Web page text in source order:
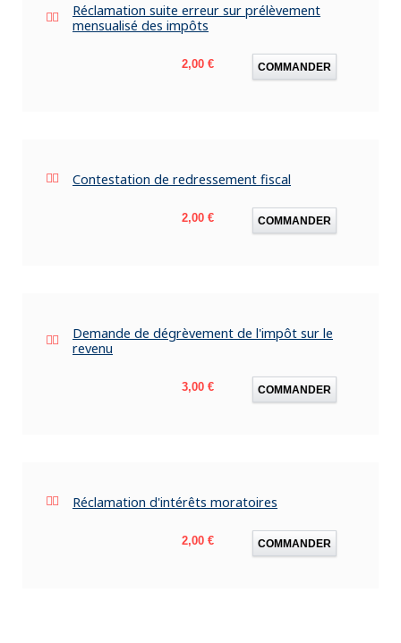
Réclamation suite erreur sur prélèvement
mensualisé des impôts
Prix
2,00 € COMMANDER
Contestation de redressement fiscal
Prix
2,00 € COMMANDER
Demande de dégrèvement de l'impôt sur le
revenu
Prix
3,00 € COMMANDER
Réclamation d'intérêts moratoires
Prix
2,00 € COMMANDER